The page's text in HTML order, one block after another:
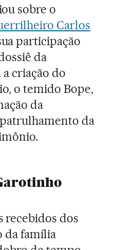
sobre o
Carlos
participação
da
criação do
o temido Bope,
da
da
recebidos dos
da família